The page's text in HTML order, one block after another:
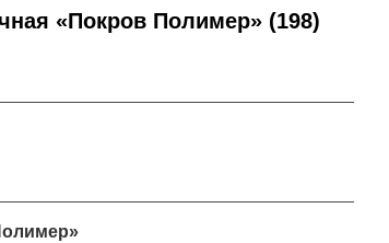
«Покров Полимер» (198)